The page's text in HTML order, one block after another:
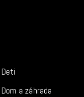
Deti
Dom a záhrada